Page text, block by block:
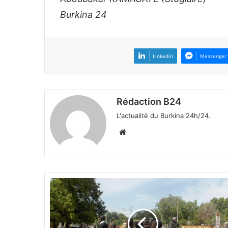
Burkina 24
Linkedin Messenger
Rédaction B24
L'actualité du Burkina 24h/24.
te
S
i
t
-
i